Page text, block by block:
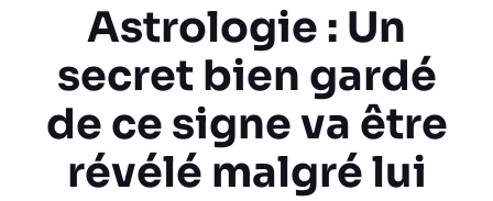
Astrologie : Un
secret bien gardé
de ce signe va être
révélé malgré lui